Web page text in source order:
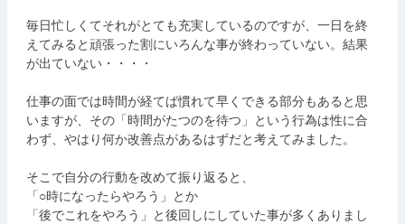
毎日忙しくてそれがとても充実しているのですが、一日を終
えてみると頑張った割にいろんな事が終わっていない。結果
が出ていない・・・・
仕事の面では時間が経てば慣れて早くできる部分もあると思
いますが、その「時間がたつのを待つ」という行為は性に合
わず、やはり何か改善点があるはずだと考えてみました。
そこで自分の行動を改めて振り返ると、
「○時になったらやろう」とか
「後でこれをやろう」と後回しにしていた事が多くありまし